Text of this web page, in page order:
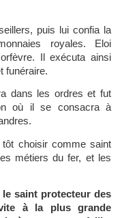
puis lui confia la
royales. Eloi
Il exécuta ainsi
funéraire.
dans les ordres et fut
où il se consacra à
choisir comme saint
métiers du fer, et les
saint protecteur des
à la plus grande